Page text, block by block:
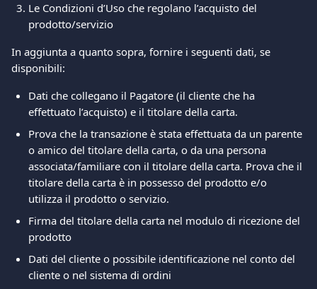
Le Condizioni d’Uso che regolano l’acquisto del
prodotto/servizio
In aggiunta a quanto sopra, fornire i seguenti dati, se
disponibili:
Dati che collegano il Pagatore (il cliente che ha
effettuato l’acquisto) e il titolare della carta.
Prova che la transazione è stata effettuata da un parente
o amico del titolare della carta, o da una persona
associata/familiare con il titolare della carta. Prova che il
titolare della carta è in possesso del prodotto e/o
utilizza il prodotto o servizio.
Firma del titolare della carta nel modulo di ricezione del
prodotto
Dati del cliente o possibile identificazione nel conto del
cliente o nel sistema di ordini